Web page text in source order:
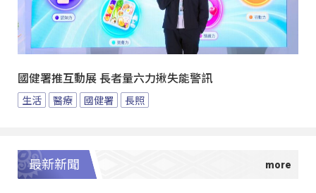
國健署推互動展 長者量六力揪失能警訊
生活 醫療 國健署 長照
最新新聞